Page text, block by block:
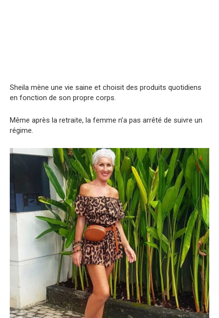
Sheila mène une vie saine et choisit des produits quotidiens
en fonction de son propre corps.
Même après la retraite, la femme n’a pas arrêté de suivre un
régime.